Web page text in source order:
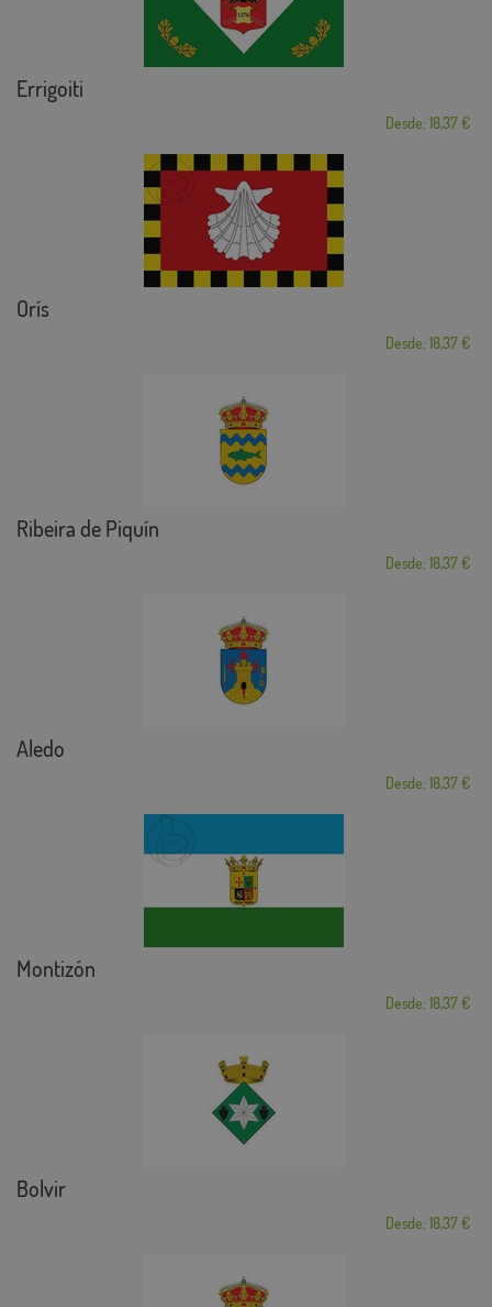
Errigoiti
Desde: 18,37 €
Orís
Desde: 18,37 €
Ribeira de Piquín
Desde: 18,37 €
Aledo
Desde: 18,37 €
Montizón
Desde: 18,37 €
Bolvir
Desde: 18,37 €